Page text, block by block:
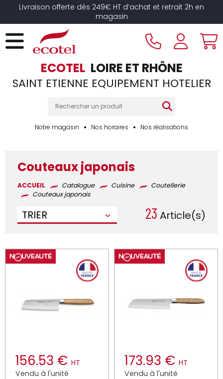
Livraison offerte dès 249€ HT d’achat et retrait 2h en
magasin
ECOTEL LOIRE ET RHÔNE
SAINT ETIENNE EQUIPEMENT HOTELIER
Notre magasin Nos horaires Nos réalisations
Couteaux japonais
ACCUEIL Catalogue Cuisine
Coutellerie
Couteaux japonais
TRIER 23 Article(s)
156.53 € HT
Vendu à l'unité
173.93 € HT
Vendu à l'unité
Panneau de gestion des cookies